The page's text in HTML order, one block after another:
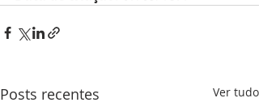
Posts recentes Ver tudo